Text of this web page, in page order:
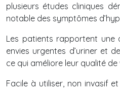
plusieurs études cliniques
notable des symptômes
Les patients rapportent une
envies urgentes d’uriner et
ce qui améliore leur qualité de
Facile à utiliser, non invasif